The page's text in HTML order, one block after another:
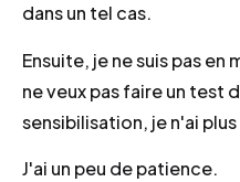
dans un tel cas.
Ensuite, je ne suis pas
ne veux pas faire un test
sensibilisation, je n'ai
J'ai un peu de patience.